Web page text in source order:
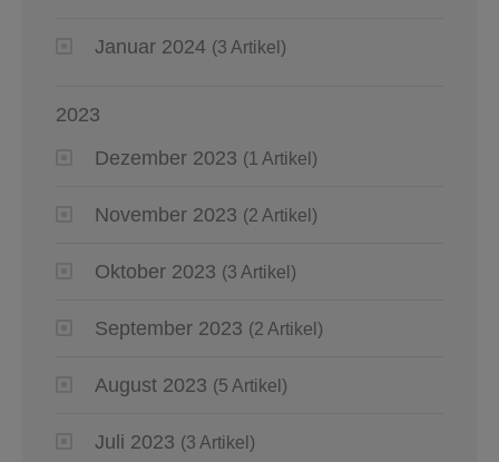
Januar 2024 (3 Artikel)
2023
Dezember 2023 (1 Artikel)
November 2023 (2 Artikel)
Oktober 2023 (3 Artikel)
September 2023 (2 Artikel)
August 2023 (5 Artikel)
Juli 2023 (3 Artikel)